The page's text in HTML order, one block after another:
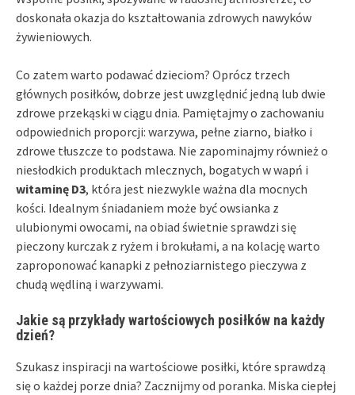
doskonała okazja do kształtowania zdrowych nawyków
żywieniowych.
Co zatem warto podawać dzieciom? Oprócz trzech
głównych posiłków, dobrze jest uwzględnić jedną lub dwie
zdrowe przekąski w ciągu dnia. Pamiętajmy o zachowaniu
odpowiednich proporcji: warzywa, pełne ziarno, białko i
zdrowe tłuszcze to podstawa. Nie zapominajmy również o
niesłodkich produktach mlecznych, bogatych w wapń i
witaminę D3, która jest niezwykle ważna dla mocnych
kości. Idealnym śniadaniem może być owsianka z
ulubionymi owocami, na obiad świetnie sprawdzi się
pieczony kurczak z ryżem i brokułami, a na kolację warto
zaproponować kanapki z pełnoziarnistego pieczywa z
chudą wędliną i warzywami.
Jakie są przykłady wartościowych posiłków na każdy
dzień?
Szukasz inspiracji na wartościowe posiłki, które sprawdzą
się o każdej porze dnia? Zacznijmy od poranka. Miska ciepłej